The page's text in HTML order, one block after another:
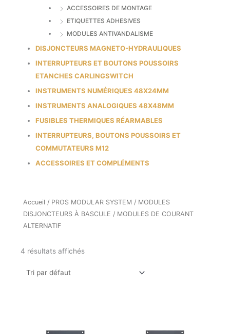
ACCESSOIRES DE MONTAGE
ETIQUETTES ADHESIVES
MODULES ANTIVANDALISME
DISJONCTEURS MAGNETO-HYDRAULIQUES
INTERRUPTEURS ET BOUTONS POUSSOIRS
ETANCHES CARLINGSWITCH
INSTRUMENTS NUMÉRIQUES 48X24MM
INSTRUMENTS ANALOGIQUES 48X48MM
FUSIBLES THERMIQUES RÉARMABLES
INTERRUPTEURS, BOUTONS POUSSOIRS ET
COMMUTATEURS M12
ACCESSOIRES ET COMPLÉMENTS
Accueil / PROS MODULAR SYSTEM / MODULES
DISJONCTEURS À BASCULE / MODULES DE COURANT
ALTERNATIF
4 résultats affichés